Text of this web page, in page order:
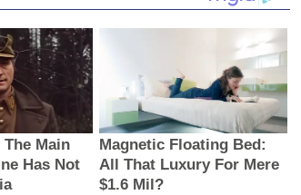
Main
Has Not
Magnetic Floating Bed:
All That Luxury For Mere
$1.6 Mil?